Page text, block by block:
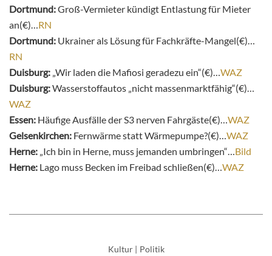
Dortmund:Groß-Vermieter kündigt Entlastung für Mieter
an(€)…RN
Dortmund: Ukrainer als Lösung für Fachkräfte-Mangel(€)…
RN
Duisburg: „Wir laden die Mafiosi geradezu ein“(€)…WAZ
Duisburg:Wasserstoffautos „nicht massenmarktfähig“(€)…
WAZ
Essen: Häufige Ausfälle der S3 nerven Fahrgäste(€)…WAZ
Gelsenkirchen: Fernwärme statt Wärmepumpe?(€)…WAZ
Herne: „Ich bin in Herne, muss jemanden umbringen“…Bild
Herne: Lago muss Becken im Freibad schließen(€)…WAZ
Kultur | Politik